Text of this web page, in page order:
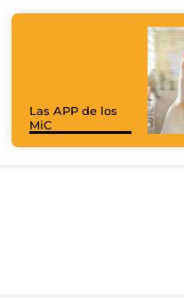
Las APP de los
MiC